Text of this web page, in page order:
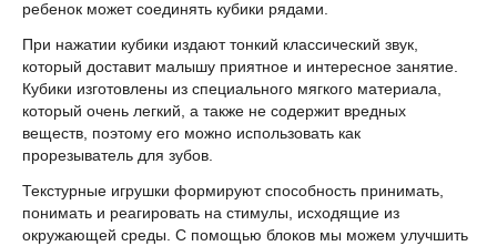
ребенок может соединять кубики рядами.
При нажатии кубики издают тонкий классический звук,
который доставит малышу приятное и интересное занятие.
Кубики изготовлены из специального мягкого материала,
который очень легкий, а также не содержит вредных
веществ, поэтому его можно использовать как
прорезыватель для зубов.
Текстурные игрушки формируют способность принимать,
понимать и реагировать на стимулы, исходящие из
окружающей среды. С помощью блоков мы можем улучшить